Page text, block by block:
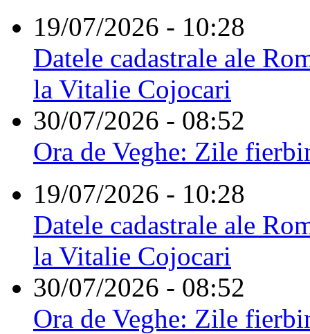
19/07/2026 - 10:28
Datele cadastrale ale
la Vitalie Cojocari
30/07/2026 - 08:52
Ora de Veghe: Zile
19/07/2026 - 10:28
Datele cadastrale ale
la Vitalie Cojocari
30/07/2026 - 08:52
Ora de Veghe: Zile